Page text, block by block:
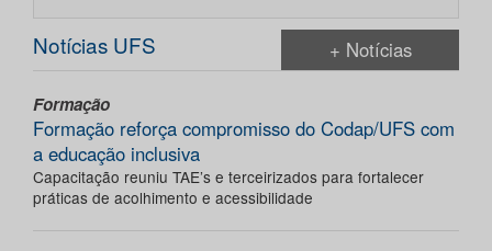
Notícias UFS + Notícias
Formação
Formação reforça compromisso do Codap/UFS com
a educação inclusiva
Capacitação reuniu TAE’s e terceirizados para fortalecer
práticas de acolhimento e acessibilidade